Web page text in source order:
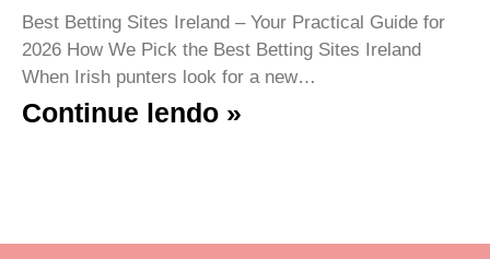
Best Betting Sites Ireland – Your Practical Guide for
2026 How We Pick the Best Betting Sites Ireland
When Irish punters look for a new…
Continue lendo »